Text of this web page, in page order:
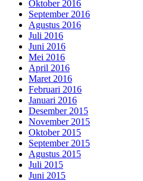
Oktober 2016
September 2016
Agustus 2016
Juli 2016
Juni 2016
Mei 2016
April 2016
Maret 2016
Februari 2016
Januari 2016
Desember 2015
November 2015
Oktober 2015
September 2015
Agustus 2015
Juli 2015
Juni 2015